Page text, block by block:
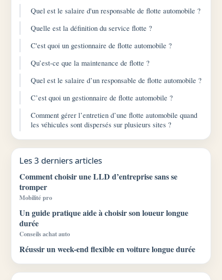
Quel est le salaire d'un responsable de flotte automobile ?
Quelle est la définition du service flotte ?
C'est quoi un gestionnaire de flotte automobile ?
Qu’est-ce que la maintenance de flotte ?
Quel est le salaire d’un responsable de flotte automobile ?
C’est quoi un gestionnaire de flotte automobile ?
Comment gérer l’entretien d’une flotte automobile quand
les véhicules sont dispersés sur plusieurs sites ?
Les 3 derniers articles
Comment choisir une LLD d’entreprise sans se
tromper
Mobilité pro
Un guide pratique aide à choisir son loueur longue
durée
Conseils achat auto
Réussir un week-end flexible en voiture longue durée